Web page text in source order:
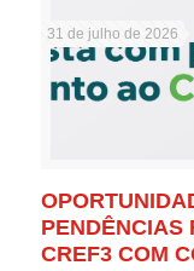
31 de julho de 2026
PENDÊNCIAS
CREF3 COM